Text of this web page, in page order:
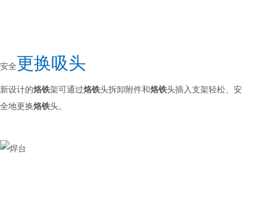
安全更换吸头
新设计的烙铁架可通过烙铁头拆卸附件和烙铁头插入支架轻松、安
全地更换烙铁头。